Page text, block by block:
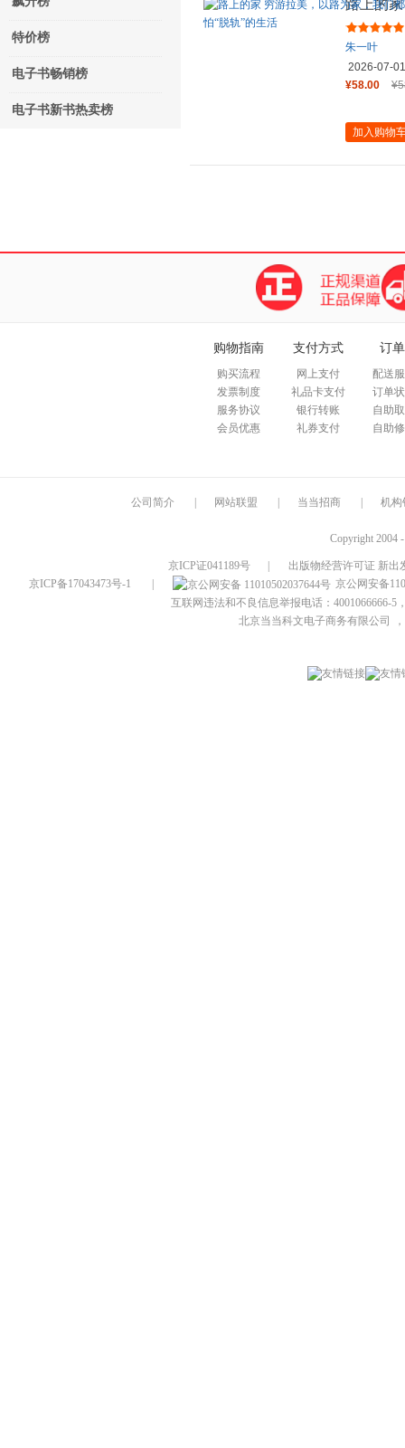
特价榜
电子书畅销榜
电子书新书热卖榜
路上的
通往自
朱一叶
2026-07-01
¥58.00
加入购物
购物指南
购买流程
发票制度
服务协议
会员优惠
支付方式
网上支付
礼品卡支付
银行转账
礼券支付
订
配送
订单
自助
自助
公司简介 网站联盟 当当招商 机构
Copyright 2004
京ICP证041189号
出版物经营许可证 新出
京ICP备17043473号-1
京公网安备
互联网违法和不良信息举报电话：4001066666-5
北京当当科文电子商务有限公司